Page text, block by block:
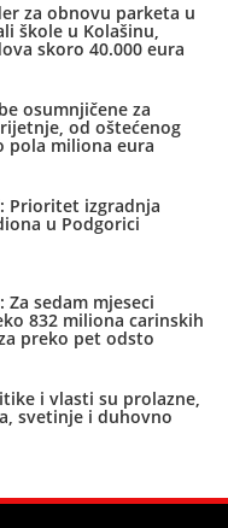
za obnovu parketa u
škole u Kolašinu,
skoro 40.000 eura
osumnjičene za
od oštećenog
pola miliona eura
Prioritet izgradnja
u Podgorici
Za sedam mjeseci
832 miliona carinskih
preko pet odsto
i vlasti su prolazne,
svetinje i duhovno